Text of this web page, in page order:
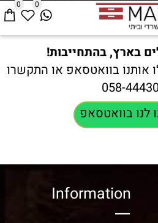
0 0
בארץ, בהתחייבות!
אותנו בוואטסאפ או התקשרו
058-
לנו בוואטסאפ
Information